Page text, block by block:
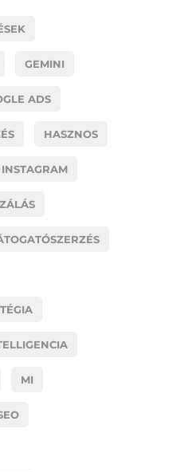
GEMINI
ADS
HASZNOS
INSTAGRAM
MI